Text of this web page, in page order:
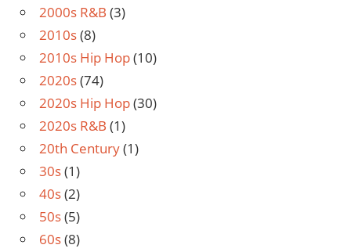
2000s R&B (3)
2010s(8)
2010s Hip Hop(10)
2020s(74)
2020s Hip Hop(30)
2020s R&B (1)
20th Century(1)
30s(1)
40s(2)
50s(5)
60s(8)